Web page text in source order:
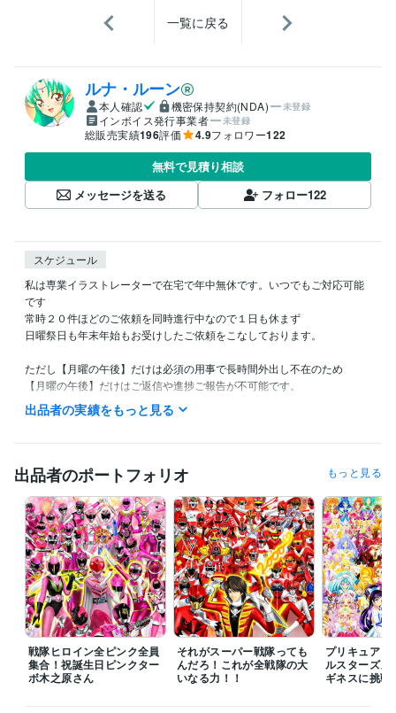
一覧に戻る
ルナ・ルーン
本人確認 機密保持契約(NDA) 未登録
インボイス発行事業者 未登録
総販売実績196評価 4.9フォロワー122
無料で見積り相談
メッセージを送る
フォロー122
スケジュール
私は専業イラストレーターで在宅で年中無休です。いつでもご対応可能
です
常時２０件ほどのご依頼を同時進行中なので１日も休まず
日曜祭日も年末年始もお受けしたご依頼をこなしております。
ただし【月曜の午後】だけは必須の用事で長時間外出し不在のため
【月曜の午後】だけはご返信や進捗ご報告が不可能です。
また私の生活は体調によって夜型だったり昼型だったり変化し不規則で
ご理解いただけますと幸いです。
受賞歴
ネットでイラスト＆コミック公開
プログラミング言語・フレームワーク
COBOL:1年
ビジネス・クリエイティブツール
Adobe Photoshop:20年Filmora:5年Excel:10年PowerPoint:5年
Word:5年
その他ツール
出品者の実績をもっと見る
出品者のポートフォリオ もっと見る
戦隊ヒロイン全ピンク全員
集合！祝誕生日ピンクター
ボ木之原さん
それがスーパー戦隊っても
んだろ！これが全戦隊の大
いなる力！！
プリキュア１
ルスターズ
ギネスに挑戦